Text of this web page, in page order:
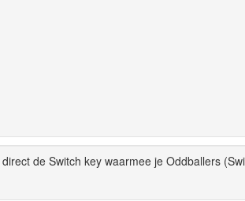
de Switch key waarmee je Oddballers